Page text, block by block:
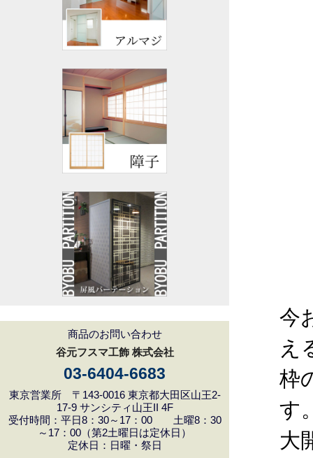
商品のお問い合わせ
谷元フスマ工飾 株式会社
03-6404-6683
東京営業所 〒143-0016 東京都大田区山王2-
17-9 サンシティ山王II 4F
受付時間：平日8：30～17：00 土曜8：30
～17：00（第2土曜日は定休日）
定休日：日曜・祭日
今
え
枠
す
大